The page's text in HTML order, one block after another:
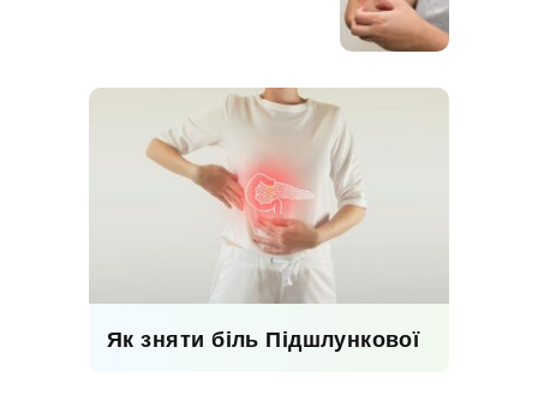
Як зняти біль Підшлункової